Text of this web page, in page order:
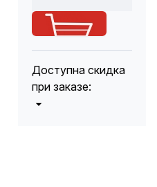
Доступна скидка
при заказе: